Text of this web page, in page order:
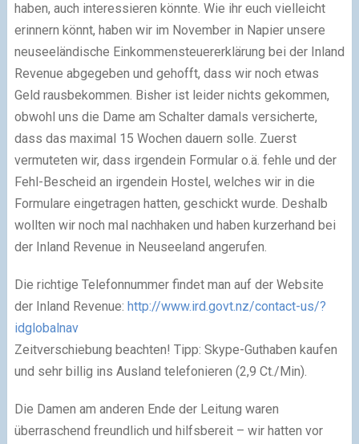
haben, auch interessieren könnte. Wie ihr euch vielleicht
erinnern könnt, haben wir im November in Napier unsere
neuseeländische Einkommensteuererklärung bei der Inland
Revenue abgegeben und gehofft, dass wir noch etwas
Geld rausbekommen. Bisher ist leider nichts gekommen,
obwohl uns die Dame am Schalter damals versicherte,
dass das maximal 15 Wochen dauern solle. Zuerst
vermuteten wir, dass irgendein Formular o.ä. fehle und der
Fehl-Bescheid an irgendein Hostel, welches wir in die
Formulare eingetragen hatten, geschickt wurde. Deshalb
wollten wir noch mal nachhaken und haben kurzerhand bei
der Inland Revenue in Neuseeland angerufen.
Die richtige Telefonnummer findet man auf der Website
der Inland Revenue: http://www.ird.govt.nz/contact-us/?
idglobalnav
Zeitverschiebung beachten! Tipp: Skype-Guthaben kaufen
und sehr billig ins Ausland telefonieren (2,9 Ct./Min).
Die Damen am anderen Ende der Leitung waren
überraschend freundlich und hilfsbereit – wir hatten vor